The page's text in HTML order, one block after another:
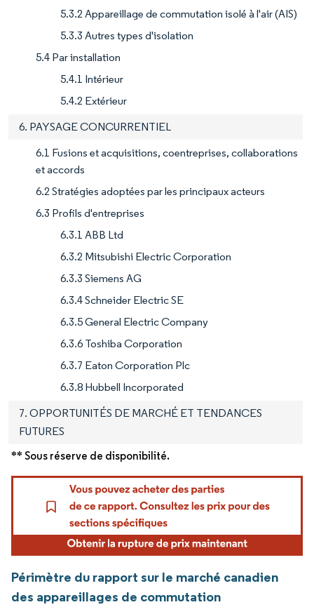
5.3.2 Appareillage de commutation isolé à l'air (AIS)
5.3.3 Autres types d'isolation
5.4 Par installation
5.4.1 Intérieur
5.4.2 Extérieur
6. PAYSAGE CONCURRENTIEL
6.1 Fusions et acquisitions, coentreprises, collaborations
et accords
6.2 Stratégies adoptées par les principaux acteurs
6.3 Profils d'entreprises
6.3.1 ABB Ltd
6.3.2 Mitsubishi Electric Corporation
6.3.3 Siemens AG
6.3.4 Schneider Electric SE
6.3.5 General Electric Company
6.3.6 Toshiba Corporation
6.3.7 Eaton Corporation Plc
6.3.8 Hubbell Incorporated
7. OPPORTUNITÉS DE MARCHÉ ET TENDANCES
FUTURES
** Sous réserve de disponibilité.
Périmètre du rapport sur le marché canadien
des appareillages de commutation